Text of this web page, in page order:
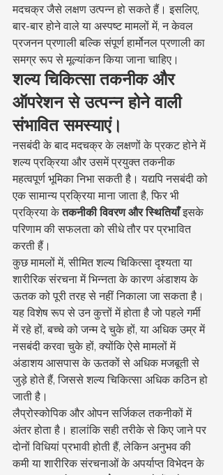
मदचक्र जैसे लक्षण उत्पन्न हो सकते हैं। इसलिए,
बार-बार होने वाले या अस्पष्ट मामलों में, न केवल
प्रजनन प्रणाली बल्कि संपूर्ण हार्मोनल प्रणाली का
समग्र रूप से मूल्यांकन किया जाना चाहिए।
शल्य चिकित्सा तकनीक और
ऑपरेशन से उत्पन्न होने वाली
संभावित समस्याएं।
नसबंदी के बाद मदचक्र के लक्षणों के प्रकट होने में
शल्य प्रक्रिया और उसमें प्रयुक्त तकनीक
महत्वपूर्ण भूमिका निभा सकती है। यद्यपि नसबंदी को
एक सामान्य प्रक्रिया माना जाता है, फिर भी
प्रक्रिया के तकनीकी विवरण और स्थितियाँ इसके
परिणाम की सफलता को सीधे तौर पर प्रभावित
करती हैं।
कुछ मामलों में, सीमित शल्य चिकित्सा दृश्यता या
शारीरिक संरचना में भिन्नता के कारण अंडाशय के
ऊतक को पूरी तरह से नहीं निकाला जा सकता है।
यह विशेष रूप से उन कुत्तों में होता है जो पहले गर्मी
में रहे हों, बच्चे को जन्म दे चुके हों, या अधिक उम्र में
नसबंदी करवा चुके हों, क्योंकि ऐसे मामलों में
अंडाशय आसपास के ऊतकों से अधिक मजबूती से
जुड़े होते हैं, जिससे शल्य चिकित्सा अधिक कठिन हो
जाती है।
लैप्रोस्कोपिक और ओपन सर्जिकल तकनीकों में
अंतर होता है। हालांकि सही तरीके से किए जाने पर
दोनों विधियां प्रभावी होती हैं, लेकिन अनुभव की
कमी या शारीरिक संरचनाओं के अपर्याप्त विभेदन के